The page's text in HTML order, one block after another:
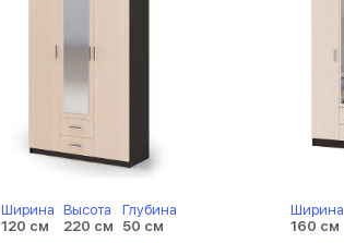
Ширина
120 см
Высота
220 см
Глубина
50 см
Ширина
160 см